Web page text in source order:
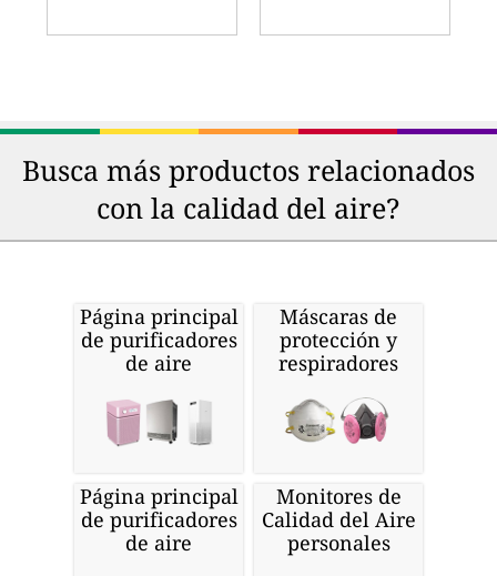
Busca más productos relacionados
con la calidad del aire?
Página principal
de purificadores
de aire
Máscaras de
protección y
respiradores
Página principal
de purificadores
de aire
Monitores de
Calidad del Aire
personales